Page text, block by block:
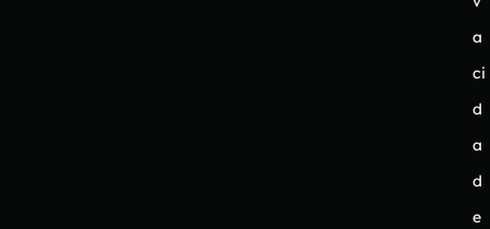
a
ci
d
a
d
e